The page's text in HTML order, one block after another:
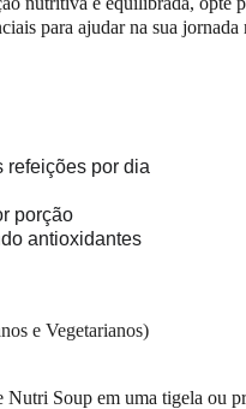
para ajudar na sua
refeições por dia
porção
antioxidantes
e Vegetarianos)
Soup em uma tigela ou